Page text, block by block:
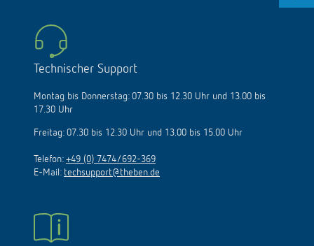
Technischer Support
Montag bis Donnerstag: 07.30 bis 12.30 Uhr und 13.00 bis
17.30 Uhr
Freitag: 07.30 bis 12.30 Uhr und 13.00 bis 15.00 Uhr
Telefon: +49 (0) 7474/692-369
E-Mail: techsupport@theben.de